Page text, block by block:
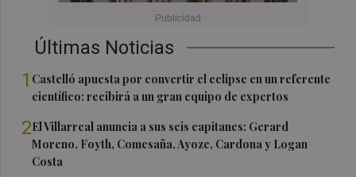
Últimas Noticias
1 Castelló apuesta por convertir el eclipse en un referente
científico: recibirá a un gran equipo de expertos
2El Villarreal anuncia a sus seis capitanes: Gerard
Moreno, Foyth, Comesaña, Ayoze, Cardona y Logan
Costa